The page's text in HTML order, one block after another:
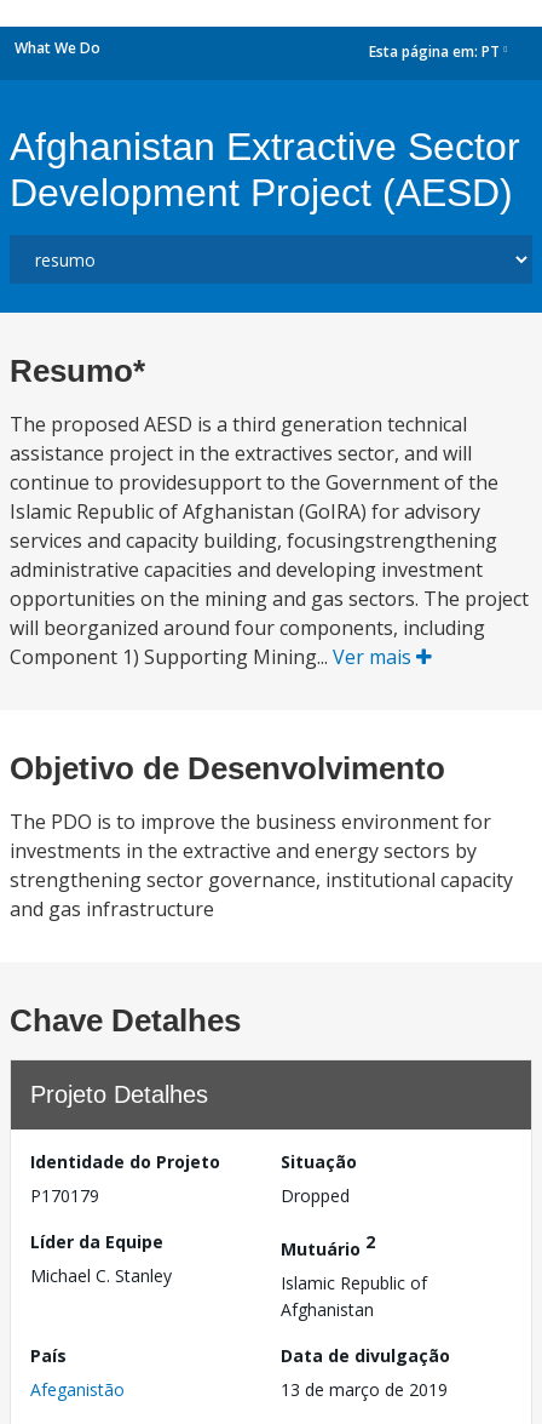
What We Do Esta página em: PT
Afghanistan Extractive Sector
Development Project (AESD)
Resumo*
The proposed AESD is a third generation technical
assistance project in the extractives sector, and will
continue to providesupport to the Government of the
Islamic Republic of Afghanistan (GoIRA) for advisory
services and capacity building, focusingstrengthening
administrative capacities and developing investment
opportunities on the mining and gas sectors. The project
will beorganized around four components, including
Component 1) Supporting Mining... Ver mais
Objetivo de Desenvolvimento
The PDO is to improve the business environment for
investments in the extractive and energy sectors by
strengthening sector governance, institutional capacity
and gas infrastructure
Chave Detalhes
Projeto Detalhes
Identidade do Projeto
P170179
Situação
Dropped
Líder da Equipe
Michael C. Stanley
Mutuário 2
Islamic Republic of
Afghanistan
País
Afeganistão
Data de divulgação
13 de março de 2019